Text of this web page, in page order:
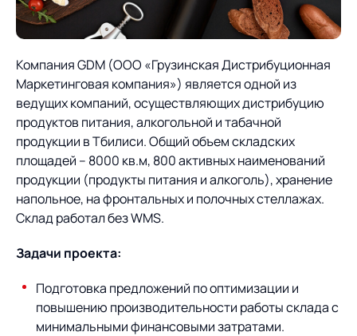
ИТ-аккредитация
Карьера
Импортозамещение
Управление цепями
поставок
Управление складами
Управление перевозками
и транспортным парком
Интегрированное
планирование
Управление
терминалом
Оптимизация в цепях
поставок
Управление двором
Логистический
консалтинг
Роботизация
Оборудование для склада
Услуги
Логистический
консалтинг
Автоматизация
процессов
Техническое оснащение
Постпроектное
сопровождение
Нетворкинг и обмен
опытом вместе с AXELOT
Облачные сервисы
Формирование центров
компетенций
Пресс-центр
Новости
Мероприятия
СМИ о нас
Архив мероприятий
Проекты
Проекты
Контакты
Контакты
Академия
Предложение для
учебных заведений
База знаний
Компания GDM (ООО «Грузинская Дистрибуционная
Маркетинговая компания») является одной из
ведущих компаний, осуществляющих дистрибуцию
продуктов питания, алкогольной и табачной
продукции в Тбилиси. Общий объем складских
площадей – 8000 кв.м, 800 активных наименований
продукции (продукты питания и алкоголь), хранение
напольное, на фронтальных и полочных стеллажах.
Склад работал без WMS.
Задачи проекта:
Подготовка предложений по оптимизации и
повышению производительности работы склада с
минимальными финансовыми затратами.